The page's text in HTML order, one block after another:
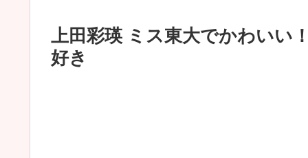
上田彩瑛 ミス東大でかわいい
好き